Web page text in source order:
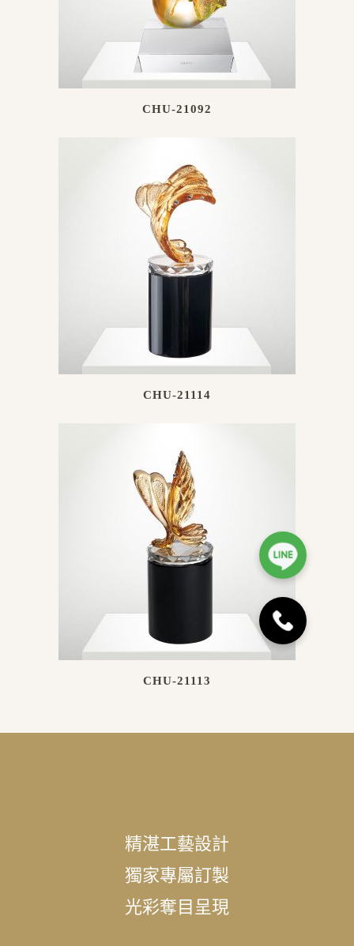
CHU-21092
CHU-21114
CHU-21113
精湛工藝設計
獨家專屬訂製
光彩奪目呈現